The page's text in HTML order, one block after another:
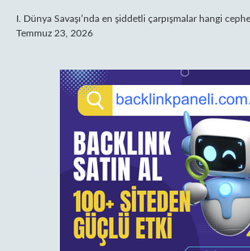
I. Dünya Savaşı’nda en şiddetli çarpışmalar hangi
Temmuz 23, 2026